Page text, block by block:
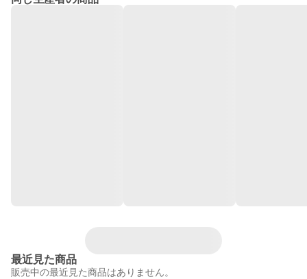
最近見た商品
販売中の最近見た商品はありません。